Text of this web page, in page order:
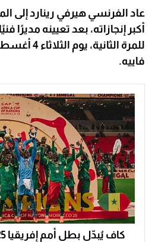
عاد الفرنسي هيرفي رينارد إلى
أكبر إنجازاته، بعد تعيينه مديرًا
فاييه.